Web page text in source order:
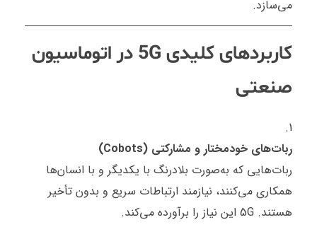
می‌سازد.
کاربردهای کلیدی 5G در اتوماسیون
صنعتی
ربات‌های خودمختار و مشارکتی (Cobots)
ربات‌هایی که به‌صورت بلادرنگ با یکدیگر و با انسان‌ها
همکاری می‌کنند، نیازمند ارتباطات سریع و بدون تأخیر
هستند. 5G این نیاز را برآورده می‌کند.